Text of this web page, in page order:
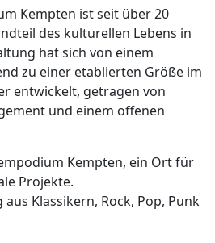
Kempten ist seit über 20
des kulturellen Lebens in
hat sich von einem
zu einer etablierten Größe im
entwickelt, getragen von
und einem offenen
Kempten, ein Ort für
Projekte.
Klassikern, Rock, Pop, Punk